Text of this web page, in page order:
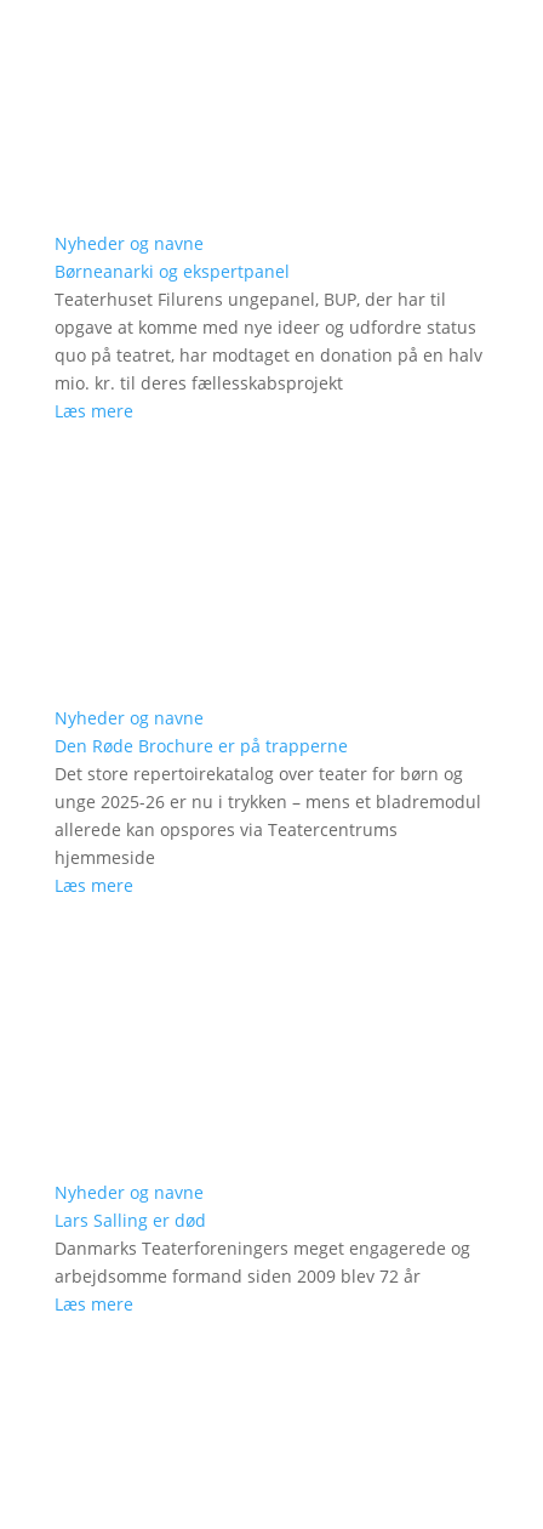
Nyheder og navne
Børneanarki og ekspertpanel
Teaterhuset Filurens ungepanel, BUP, der har til
opgave at komme med nye ideer og udfordre status
quo på teatret, har modtaget en donation på en halv
mio. kr. til deres fællesskabsprojekt
Læs mere
Nyheder og navne
Den Røde Brochure er på trapperne
Det store repertoirekatalog over teater for børn og
unge 2025-26 er nu i trykken – mens et bladremodul
allerede kan opspores via Teatercentrums
hjemmeside
Læs mere
Nyheder og navne
Lars Salling er død
Danmarks Teaterforeningers meget engagerede og
arbejdsomme formand siden 2009 blev 72 år
Læs mere